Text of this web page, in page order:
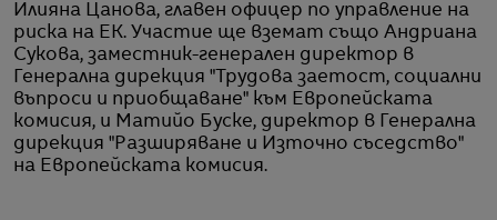
Илияна Цанова, главен офицер по управление на
риска на ЕК. Участие ще вземат също Андриана
Сукова, заместник-генерален директор в
Генерална дирекция "Трудова заетост, социални
въпроси и приобщаване" към Европейската
комисия, и Матийо Буске, директор в Генерална
дирекция "Разширяване и Източно съседство"
на Европейската комисия.